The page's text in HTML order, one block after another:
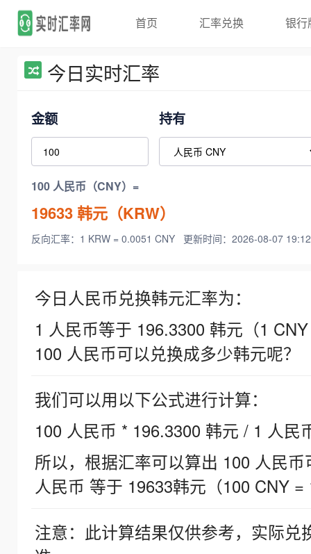
首页 汇率兑换 银行
今日实时汇率
金额 持有
100 人民币（CNY）=
19633韩元（KRW）
反向汇率：1 KRW = 0.0051 CNY 更新时间：2026-08-07
今日人民币兑换韩元汇率为：
1 人民币等于 196.3300 韩元（1
100 人民币可以兑换成多少韩元呢？
我们可以用以下公式进行计算：
100 人民币 * 196.3300 韩元 / 1 人民
所以，根据汇率可以算出 100 人民
人民币 等于 19633韩元（100 CNY =
注意：此计算结果仅供参考，实际